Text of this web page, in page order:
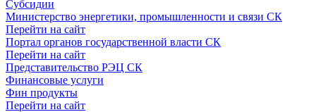
Субсидии
Министерство энергетики, промышленности и связи СК
Перейти на сайт
Портал органов государственной власти СК
Перейти на сайт
Представительство РЭЦ СК
Финансовые услуги
Фин продукты
Перейти на сайт